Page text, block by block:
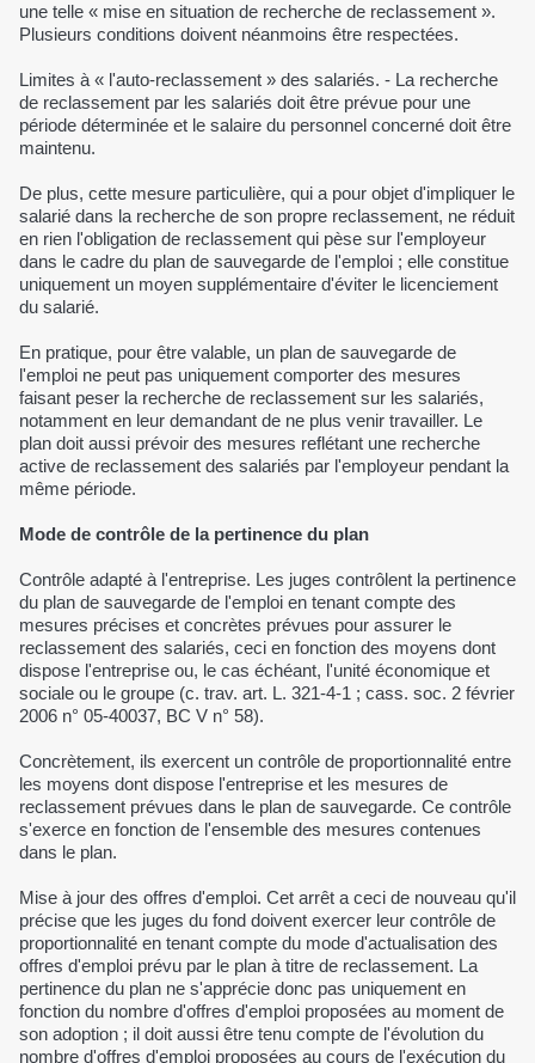
une telle « mise en situation de recherche de reclassement ».
Plusieurs conditions doivent néanmoins être respectées.
Limites à « l'auto-reclassement » des salariés. - La recherche
de reclassement par les salariés doit être prévue pour une
période déterminée et le salaire du personnel concerné doit être
maintenu.
De plus, cette mesure particulière, qui a pour objet d'impliquer le
salarié dans la recherche de son propre reclassement, ne réduit
en rien l'obligation de reclassement qui pèse sur l'employeur
dans le cadre du plan de sauvegarde de l'emploi ; elle constitue
uniquement un moyen supplémentaire d'éviter le licenciement
du salarié.
En pratique, pour être valable, un plan de sauvegarde de
l'emploi ne peut pas uniquement comporter des mesures
faisant peser la recherche de reclassement sur les salariés,
notamment en leur demandant de ne plus venir travailler. Le
plan doit aussi prévoir des mesures reflétant une recherche
active de reclassement des salariés par l'employeur pendant la
même période.
Mode de contrôle de la pertinence du plan
Contrôle adapté à l'entreprise. Les juges contrôlent la pertinence
du plan de sauvegarde de l'emploi en tenant compte des
mesures précises et concrètes prévues pour assurer le
reclassement des salariés, ceci en fonction des moyens dont
dispose l'entreprise ou, le cas échéant, l'unité économique et
sociale ou le groupe (c. trav. art. L. 321-4-1 ; cass. soc. 2 février
2006 n° 05-40037, BC V n° 58).
Concrètement, ils exercent un contrôle de proportionnalité entre
les moyens dont dispose l'entreprise et les mesures de
reclassement prévues dans le plan de sauvegarde. Ce contrôle
s'exerce en fonction de l'ensemble des mesures contenues
dans le plan.
Mise à jour des offres d'emploi. Cet arrêt a ceci de nouveau qu'il
précise que les juges du fond doivent exercer leur contrôle de
proportionnalité en tenant compte du mode d'actualisation des
offres d'emploi prévu par le plan à titre de reclassement. La
pertinence du plan ne s'apprécie donc pas uniquement en
fonction du nombre d'offres d'emploi proposées au moment de
son adoption ; il doit aussi être tenu compte de l'évolution du
nombre d'offres d'emploi proposées au cours de l'exécution du